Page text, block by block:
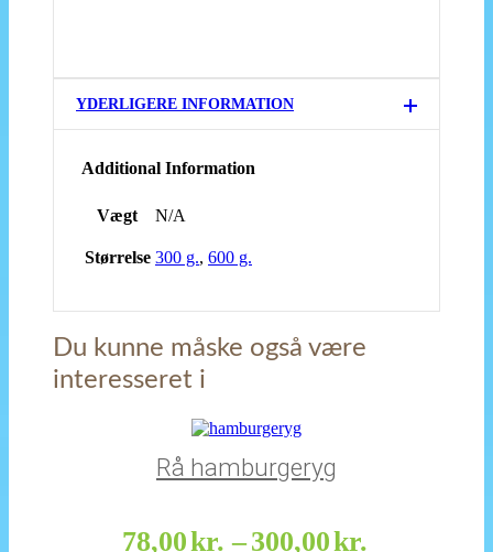
YDERLIGERE INFORMATION
Additional Information
Vægt N/A
Størrelse 300 g., 600 g.
Du kunne måske også være
interesseret i
Rå hamburgeryg
78,00kr. –300,00kr.